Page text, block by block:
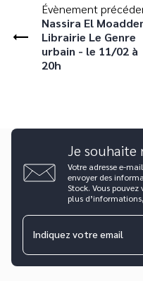
Évènement
Nassira El
Librairie Le Genre
urbain - le 11/02 à
20h
Je souhaite
Votre adresse e-
envoyer des
Stock. Vous
plus d’informations,
Indiquez votre email